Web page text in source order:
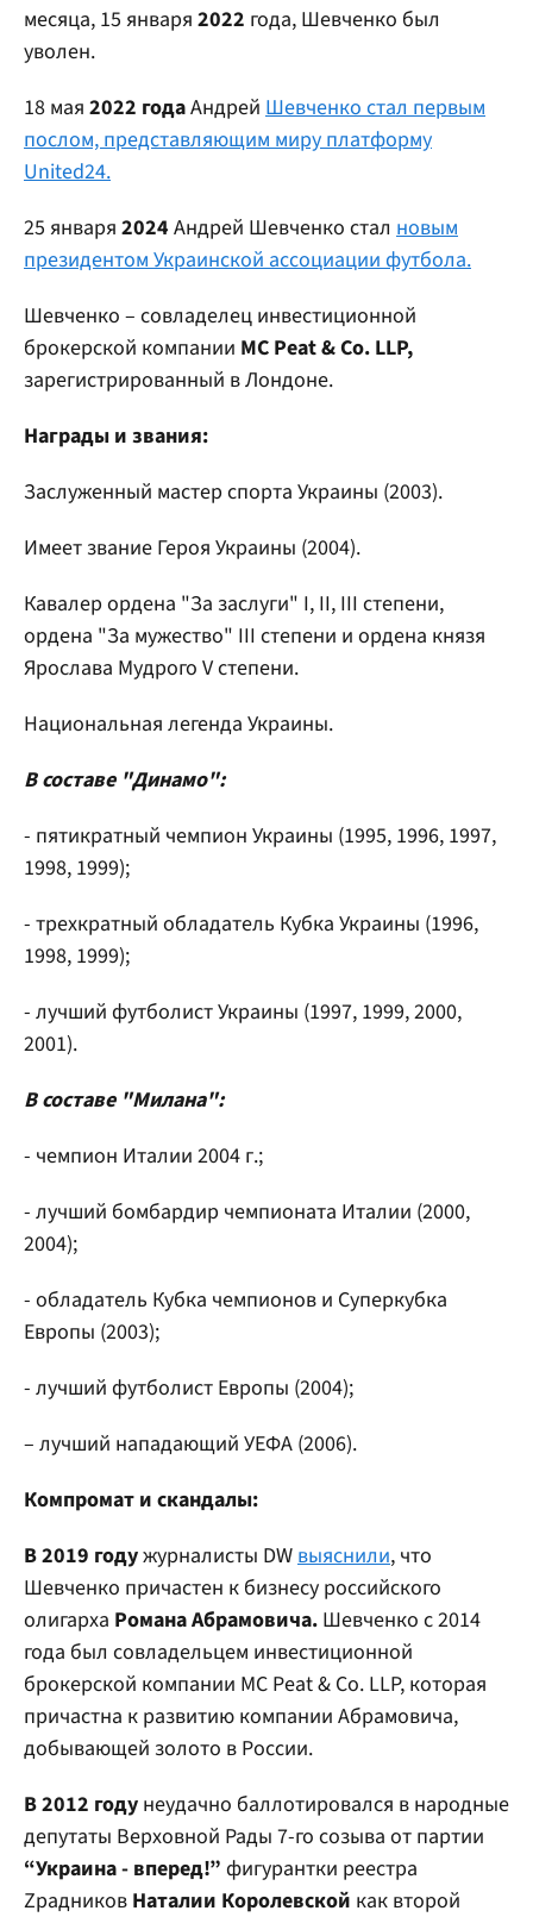
месяца, 15 января 2022 года, Шевченко был
уволен.
18 мая 2022 годаАндрей Шевченко стал первым
послом, представляющим миру платформу
United24.
25 января 2024 Андрей Шевченко стал новым
президентом Украинской ассоциации футбола.
Шевченко – совладелец инвестиционной
брокерской компании MC Peat & Co. LLP,
зарегистрированный в Лондоне.
Награды и звания:
Заслуженный мастер спорта Украины (2003).
Имеет звание Героя Украины (2004).
Кавалер ордена "За заслуги" I, II, III степени,
ордена "За мужество" III степени и ордена князя
Ярослава Мудрого V степени.
Национальная легенда Украины.
В составе "Динамо":
- пятикратный чемпион Украины (1995, 1996, 1997,
1998, 1999);
- трехкратный обладатель Кубка Украины (1996,
1998, 1999);
- лучший футболист Украины (1997, 1999, 2000,
2001).
В составе "Милана":
- чемпион Италии 2004 г.;
- лучший бомбардир чемпионата Италии (2000,
2004);
- обладатель Кубка чемпионов и Суперкубка
Европы (2003);
- лучший футболист Европы (2004);
– лучший нападающий УЕФА (2006).
Компромат и скандалы:
В 2019 годужурналисты DWвыяснили, что
Шевченко причастен к бизнесу российского
олигарха Романа Абрамовича. Шевченко с 2014
года был совладельцем инвестиционной
брокерской компании MC Peat & Co. LLP, которая
причастна к развитию компании Абрамовича,
добывающей золото в России.
В 2012 году неудачно баллотировался в народные
депутаты Верховной Рады 7-го созыва от партии
“Украина - вперед!” фигурантки реестра
Zрадников Наталии Королевской как второй